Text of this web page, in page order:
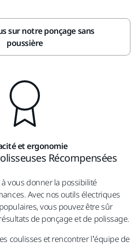
sur notre ponçage sans
poussière
et ergonomie
Récompensées
vous donner la possibilité
Avec nos outils électriques
vous pouvez être sûr
de ponçage et de polissage.
coulisses et rencontrer l’équipe de